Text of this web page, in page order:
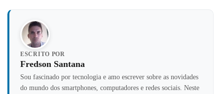
ESCRITO POR
Fredson Santana
Sou fascinado por tecnologia e amo escrever sobre as novidades
do mundo dos smartphones, computadores e redes sociais. Neste